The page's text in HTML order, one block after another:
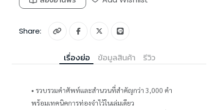
Share:
เรื่องย่อ ข้อมูลสินค้า รีวิว
• รวบรวมคำศัพท์และสำนวนที่สำคัญกว่า 3,000 คำ
พร้อมเทคนิคการท่องจำไว้ในเล่มเดียว